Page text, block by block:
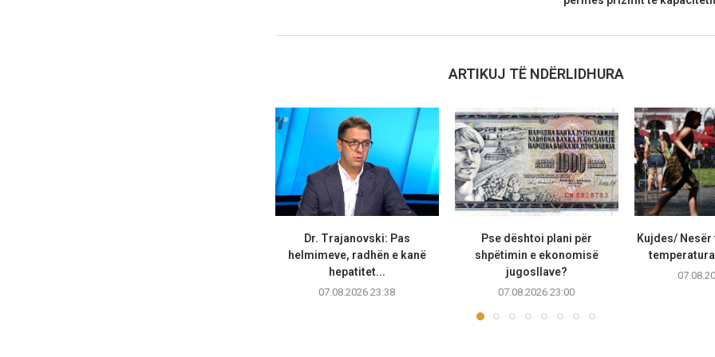
ARTIKUJ TË NDËRLIDHURA
Dr. Trajanovski: Pas
helmimeve, radhën e kanë
hepatitet...
07.08.2026 23:38
Pse dështoi plani për
shpëtimin e ekonomisë
jugosllave?
07.08.2026 23:00
Kujdes/